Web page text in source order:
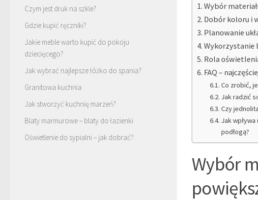
Wybór
Dobór koloru i
Planowanie
Wykorzystanie
Rola
FAQ –
Co zrobić,
Jak radzić
Czy
Jak
podłogą?
Wybór
Czym jest druk na szkle?
Gdzie kupić ręczniki?
Jakie meble warto kupić do pokoju
dziecięcego?
Jak wybrać najlepsze łóżko do spania?
Granitowa kuchnia
Jak stworzyć kuchnię marzeń?
Blaty marmurowe – blaty do łazienki
Oświetlenie do sypialni – jak dobrać?